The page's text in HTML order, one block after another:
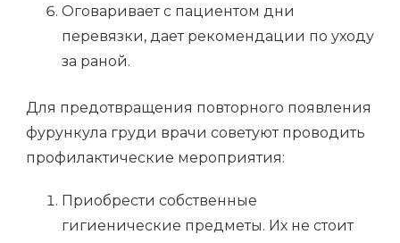
Оговаривает с пациентом дни
перевязки, дает рекомендации по уходу
за раной.
Для предотвращения повторного появления
фурункула груди врачи советуют проводить
профилактические мероприятия:
Приобрести собственные
гигиенические предметы. Их не стоит